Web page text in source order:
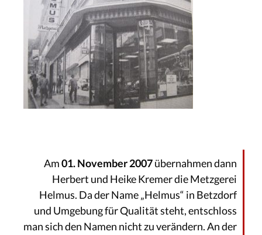
Am01. November 2007übernahmen dann
Herbert und Heike Kremer die Metzgerei
Helmus. Da der Name „Helmus“ in Betzdorf
und Umgebung für Qualität steht, entschloss
man sich den Namen nicht zu verändern. An der